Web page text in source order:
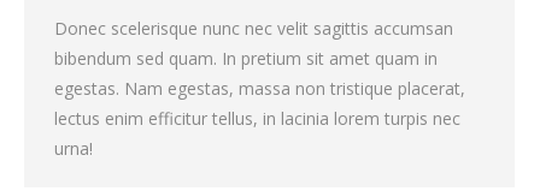
Donec scelerisque nunc nec velit sagittis accumsan
bibendum sed quam. In pretium sit amet quam in
egestas. Nam egestas, massa non tristique placerat,
lectus enim efficitur tellus, in lacinia lorem turpis nec
urna!